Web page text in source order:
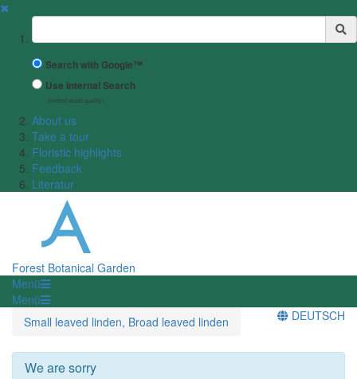
✖
Suchbegriff
Search with Google™
Use Internal Search
(limited result quality)
About us
Take a tour
Floristic highlights
Feedback
Literatur
Forest Botanical Garden
Menü
Menü
Small leaved linden, Broad leaved linden
DEUTSCH
We are sorry